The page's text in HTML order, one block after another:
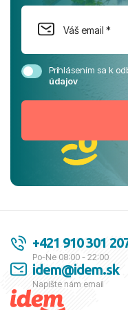
Prihlásením sa k
údajov
+421 910 301
Po-Ne 08:00 - 22:00
idem@idem.sk
Napíšte nám email